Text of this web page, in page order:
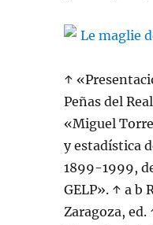
↑
Peñas del
«Miguel
y estadística
1899-1999,
GELP». ↑ a b
Zaragoza, ed.